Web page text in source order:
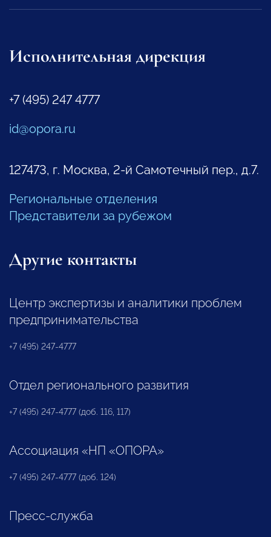
Исполнительная дирекция
+7 (495) 247 4777
id@opora.ru
127473, г. Москва, 2-й Самотечный пер., д.7.
Региональные отделения
Представители за рубежом
Другие контакты
Центр экспертизы и аналитики проблем
предпринимательства
+7 (495) 247-4777
Отдел регионального развития
+7 (495) 247-4777 (доб. 116, 117)
Ассоциация «НП «ОПОРА»
+7 (495) 247-4777 (доб. 124)
Пресс-служба